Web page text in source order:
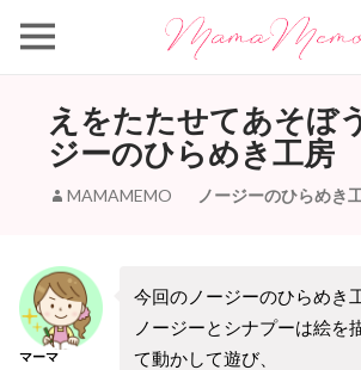
えをたたせてあそぼ
ジーのひらめき工房
MAMAMEMO ノージーのひらめき
マーマ
今回のノージーのひらめき
ノージーとシナプーは絵を
て動かして遊び、